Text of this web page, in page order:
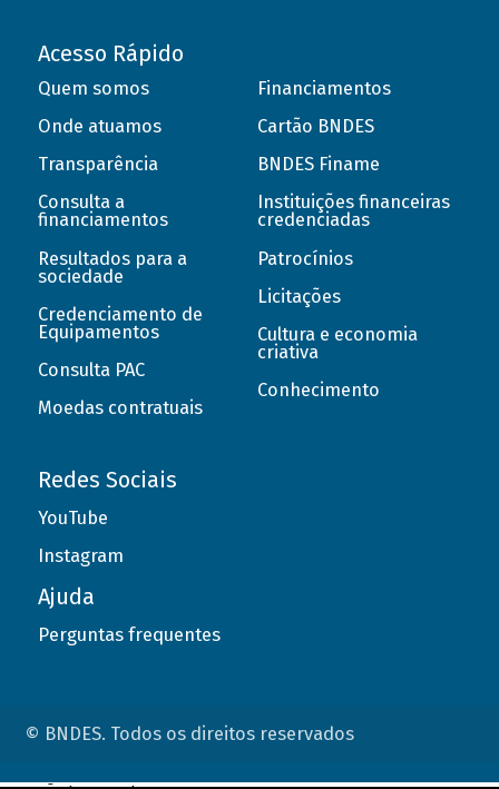
Acesso Rápido
Quem somos
Onde atuamos
Transparência
Consulta a
financiamentos
Resultados para a
sociedade
Credenciamento de
Equipamentos
Consulta PAC
Moedas contratuais
Financiamentos
Cartão BNDES
BNDES Finame
Instituições financeiras
credenciadas
Patrocínios
Licitações
Cultura e economia
criativa
Conhecimento
Redes Sociais
YouTube
Instagram
Ajuda
Perguntas frequentes
© BNDES. Todos os direitos reservados